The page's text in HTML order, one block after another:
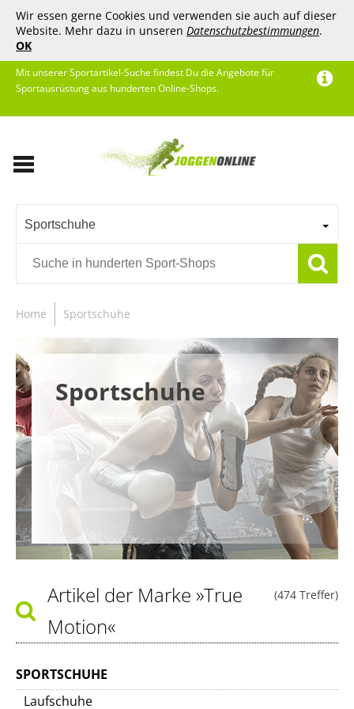
Wir essen gerne Cookies und verwenden sie auch auf dieser
Website. Mehr dazu in unseren Datenschutzbestimmungen.
OK
Mit unserer Sportartikel-Suche findest Du die Angebote für
Sportausrüstung aus hunderten Online-Shops.
Sportschuhe
Home Sportschuhe
Sportschuhe
(474 Treffer)
Artikel der Marke »True
Motion«
SPORTSCHUHE
Laufschuhe